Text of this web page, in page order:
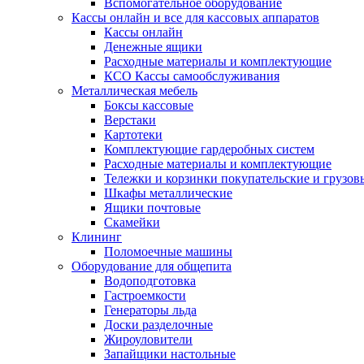
Вспомогательное оборудование
Кассы онлайн и все для кассовых аппаратов
Кассы онлайн
Денежные ящики
Расходные материалы и комплектующие
КСО Кассы самообслуживания
Металлическая мебель
Боксы кассовые
Верстаки
Картотеки
Комплектующие гардеробных систем
Расходные материалы и комплектующие
Тележки и корзинки покупательские и
Шкафы металлические
Ящики почтовые
Скамейки
Клининг
Поломоечные машины
Оборудование для общепита
Водоподготовка
Гастроемкости
Генераторы льда
Доски разделочные
Жироуловители
Запайщики настольные